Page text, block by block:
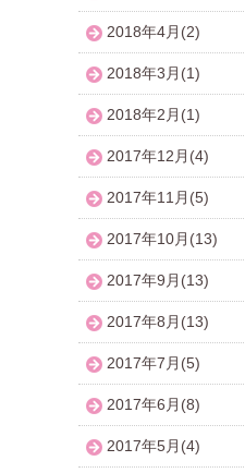
2018年4月(2)
2018年3月(1)
2018年2月(1)
2017年12月(4)
2017年11月(5)
2017年10月(13)
2017年9月(13)
2017年8月(13)
2017年7月(5)
2017年6月(8)
2017年5月(4)